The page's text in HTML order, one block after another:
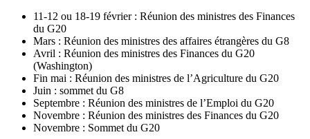
11-12 ou 18-19 février : Réunion des ministres des Finances
du G20
Mars : Réunion des ministres des affaires étrangères du G8
Avril : Réunion des ministres des Finances du G20
(Washington)
Fin mai : Réunion des ministres de l’Agriculture du G20
Juin : sommet du G8
Septembre : Réunion des ministres de l’Emploi du G20
Novembre : Réunion des ministres des Finances du G20
Novembre : Sommet du G20